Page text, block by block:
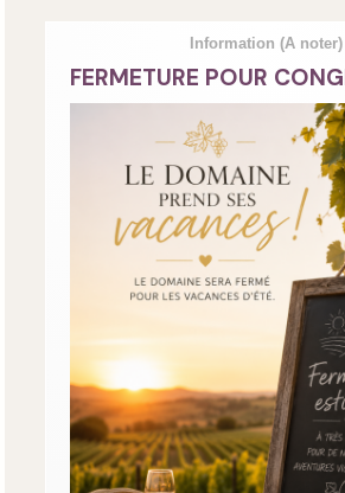
Information (A noter)
FERMETURE POUR